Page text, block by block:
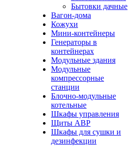
Бытовки дачные
Вагон-дома
Кожухи
Мини-контейнеры
Генераторы в
контейнерах
Модульные здания
Модульные
компрессорные
станции
Блочно-модульные
котельные
Шкафы управления
Щиты АВР
Шкафы для сушки и
дезинфекции